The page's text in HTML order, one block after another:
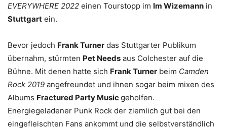
EVERYWHERE 2022 einen Tourstopp im Im Wizemann in
Stuttgart ein.
Bevor jedoch Frank Turner das Stuttgarter Publikum
übernahm, stürmten Pet Needs aus Colchester auf die
Bühne. Mit denen hatte sich Frank Turner beim Camden
Rock 2019 angefreundet und ihnen sogar beim mixen des
Albums Fractured Party Musicgeholfen.
Energiegeladener Punk Rock der ziemlich gut bei den
eingefleischten Fans ankommt und die selbstverständlich